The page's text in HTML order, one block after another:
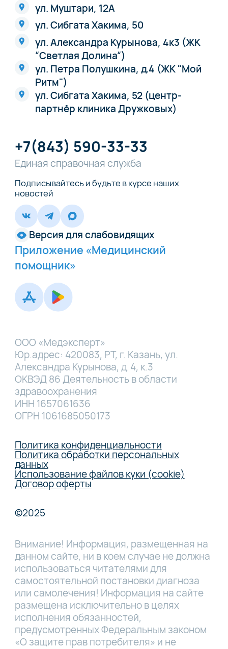
ул. Муштари, 12А
ул. Сибгата Хакима, 50
ул. Александра Курынова, 4к3 (ЖК
“Светлая Долина“)
ул. Петра Полушкина, д.4 (ЖК "Мой
Ритм")
ул. Сибгата Хакима, 52 (центр-
партнёр клиника Дружковых)
+7(843) 590-33-33
Единая справочная служба
Подписывайтесь и будьте в курсе наших
новостей
Версия для слабовидящих
Приложение «Медицинский
помощник»
ООО «Медэксперт»
Юр.адрес: 420083, РТ, г. Казань, ул.
Александра Курынова, д. 4, к.3
ОКВЭД 86 Деятельность в области
здравоохранения
ИНН 1657061636
ОГРН 1061685050173
Политика конфиденциальности
Политика обработки персональных
данных
Использование файлов куки (cookie)
Договор оферты
©2025
Внимание! Информация, размещенная на
данном сайте, ни в коем случае не должна
использоваться читателями для
самостоятельной постановки диагноза
или самолечения! Информация на сайте
размещена исключительно в целях
исполнения обязанностей,
предусмотренных Федеральным законом
«О защите прав потребителя» и не